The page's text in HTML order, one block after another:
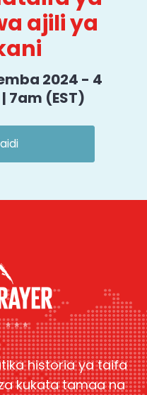
ajili ya
2024 - 4
7am (EST)
historia ya taifa
kukata tamaa na